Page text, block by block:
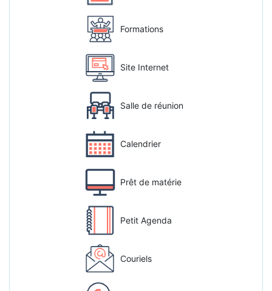
Formations
Site Internet
Salle de réunion
Calendrier
Prêt de matérie
Petit Agenda
Couriels